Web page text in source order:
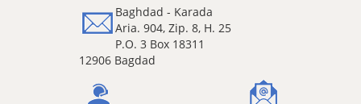
Baghdad - Karada
Aria. 904, Zip. 8, H. 25
P.O. 3 Box 18311
12906 Bagdad